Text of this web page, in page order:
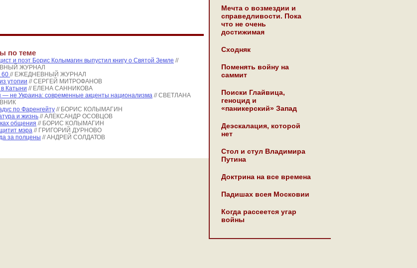
по теме
и поэт Борис Колымагин выпустил книгу о Святой Земле //
ЖУРНАЛ
60 // ЕЖЕДНЕВНЫЙ ЖУРНАЛ
утопии // СЕРГЕЙ МИТРОФАНОВ
Катыни // ЕЛЕНА САННИКОВА
— не Украина: современные акценты национализма // СВЕТЛАНА
по Фаренгейту // БОРИС КОЛЫМАГИН
и жизнь // АЛЕКСАНДР ОСОВЦОВ
общения // БОРИС КОЛЫМАГИН
мэра // ГРИГОРИЙ ДУРНОВО
за полцены // АНДРЕЙ СОЛДАТОВ
Мечта о возмездии и
справедливости. Пока
что не очень
достижимая
Сходняк
Поменять войну на
саммит
Поиски Глайвица,
геноцид и
«паникерский» Запад
Деэскалация, которой
нет
Стол и стул Владимира
Путина
Доктрина на все времена
Падишах всея Московии
Когда рассеется угар
войны